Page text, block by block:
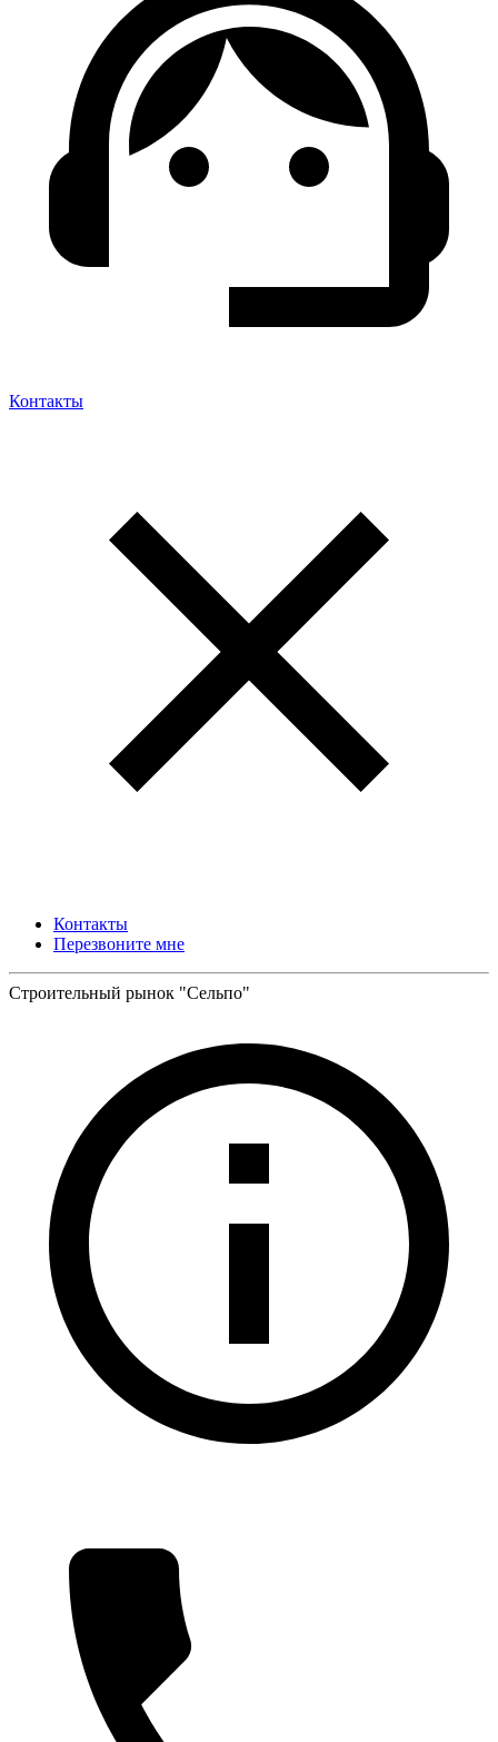
Контакты
Контакты
Перезвоните мне
Строительный рынок "Сельпо"